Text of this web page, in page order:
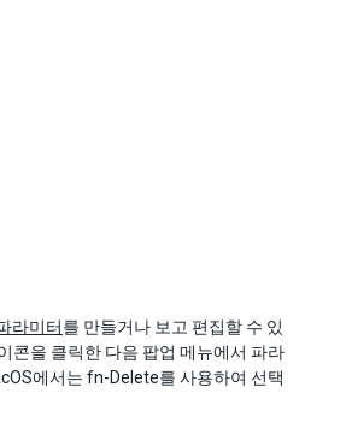
라미터를 만들거나 보고 편집할 수 있
콘을 클릭한 다음 팝업 메뉴에서 파라
에서는 fn-Delete를 사용하여 선택